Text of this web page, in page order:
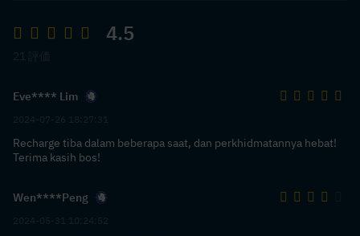
4.5
Eve**** Lim
Recharge tiba dalam beberapa saat, dan perkhidmatannya hebat!
Terima kasih bos!
Wen****Peng